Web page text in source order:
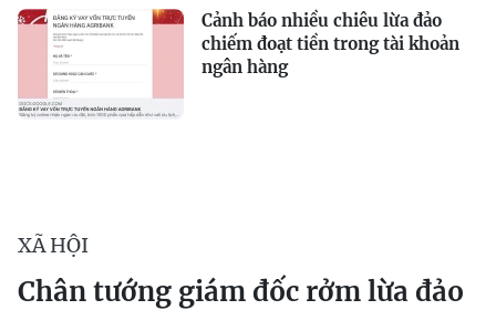
Cảnh báo nhiều chiêu lừa đảo
chiếm đoạt tiền trong tài khoản
ngân hàng
XÃ HỘI
Chân tướng giám đốc rởm lừa đảo